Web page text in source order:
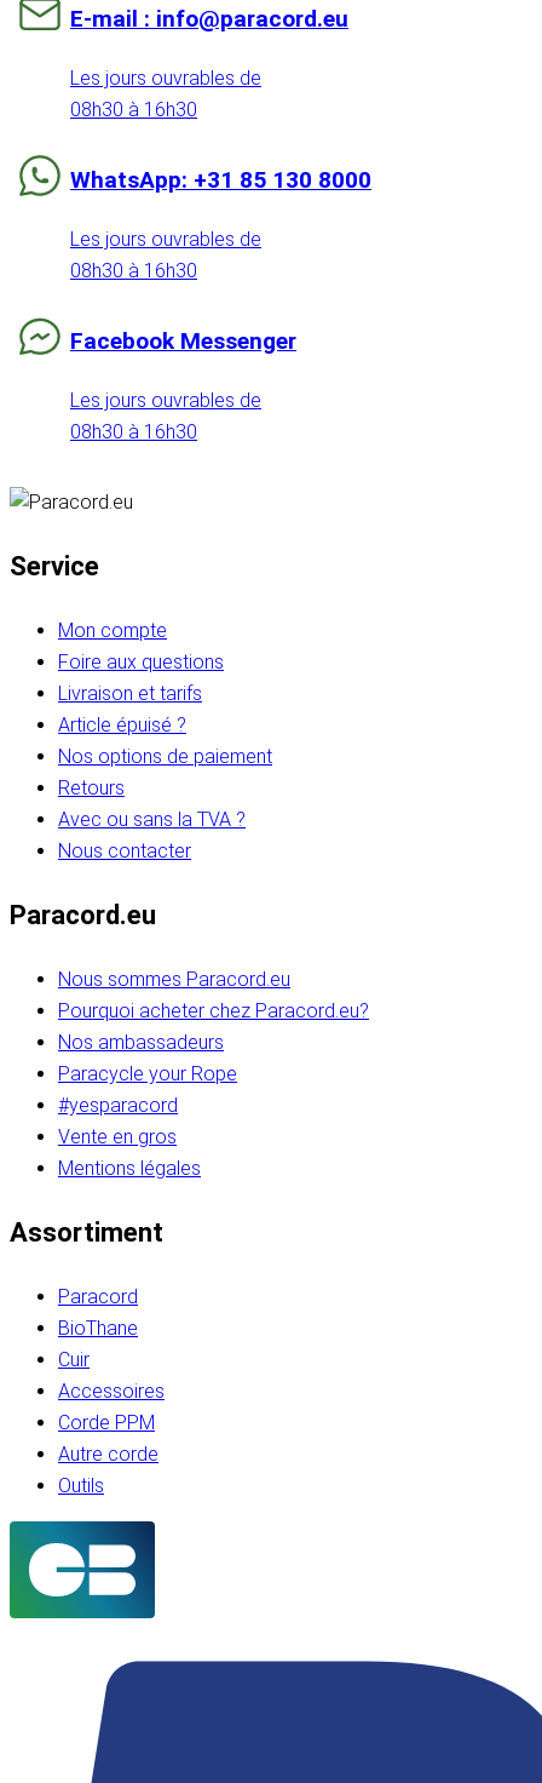
E-mail : info@paracord.eu
Les jours ouvrables de
08h30 à 16h30
WhatsApp: +31 85 130 8000
Les jours ouvrables de
08h30 à 16h30
Facebook Messenger
Les jours ouvrables de
08h30 à 16h30
Service
Mon compte
Foire aux questions
Livraison et tarifs
Article épuisé ?
Nos options de paiement
Retours
Avec ou sans la TVA ?
Nous contacter
Paracord.eu
Nous sommes Paracord.eu
Pourquoi acheter chez Paracord.eu?
Nos ambassadeurs
Paracycle your Rope
#yesparacord
Vente en gros
Mentions légales
Assortiment
Paracord
BioThane
Cuir
Accessoires
Corde PPM
Autre corde
Outils